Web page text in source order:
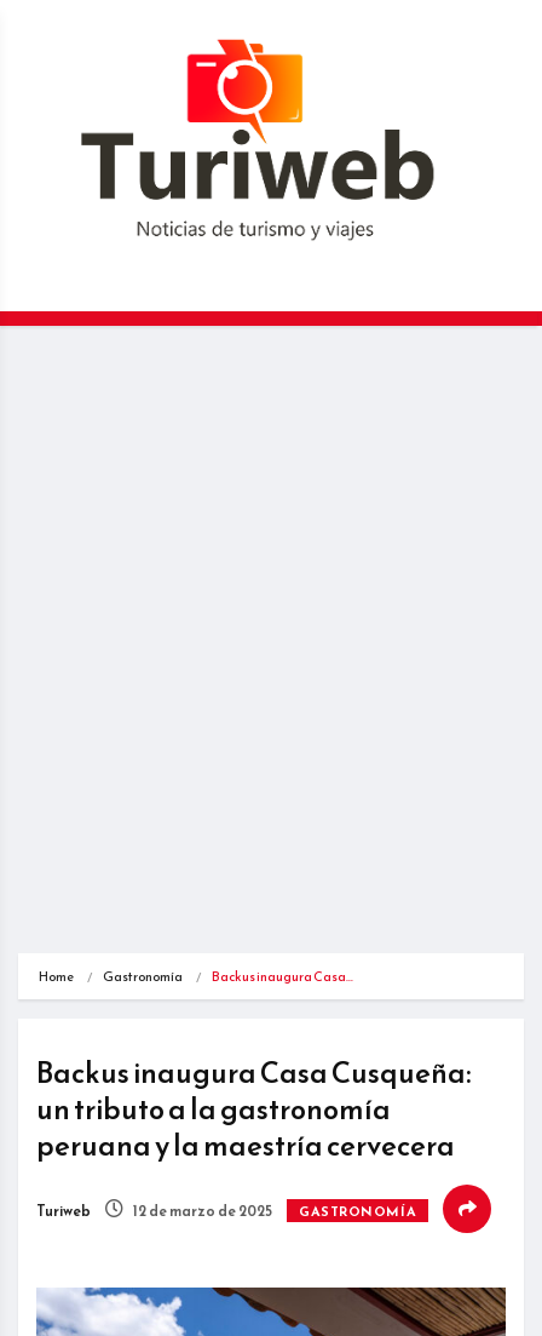
Home Gastronomía Backus inaugura Casa…
Backus inaugura Casa Cusqueña:
un tributo a la gastronomía
peruana y la maestría cervecera
Turiweb 12 de marzo de 2025 GASTRONOMÍA